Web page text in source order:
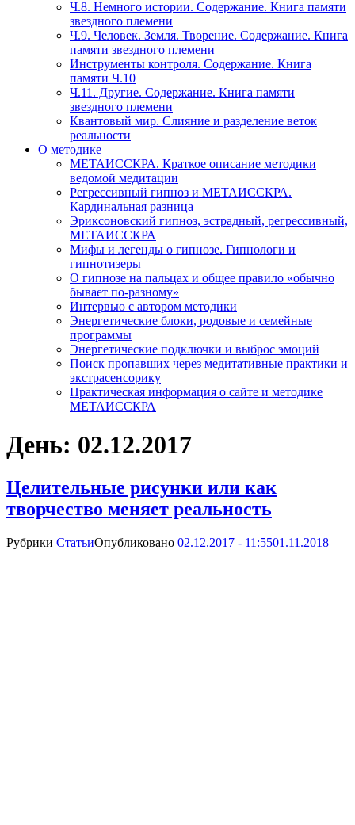
Ч.8. Немного истории. Содержание. Книга памяти
звездного племени
Ч.9. Человек. Земля. Творение. Содержание. Книга
памяти звездного племени
Инструменты контроля. Содержание. Книга
памяти Ч.10
Ч.11. Другие. Содержание. Книга памяти
звездного племени
Квантовый мир. Слияние и разделение веток
реальности
О методике
МЕТАИССКРА. Краткое описание методики
ведомой медитации
Регрессивный гипноз и МЕТАИССКРА.
Кардинальная разница
Эриксоновский гипноз, эстрадный, регрессивный,
МЕТАИССКРА
Мифы и легенды о гипнозе. Гипнологи и
гипнотизеры
О гипнозе на пальцах и общее правило «обычно
бывает по-разному»
Интервью с автором методики
Энергетические блоки, родовые и семейные
программы
Энергетические подключки и выброс эмоций
Поиск пропавших через медитативные практики и
экстрасенсорику
Практическая информация о сайте и методике
МЕТАИССКРА
День: 02.12.2017
Целительные рисунки или как
творчество меняет реальность
Рубрики СтатьиОпубликовано 02.12.2017 - 11:5501.11.2018